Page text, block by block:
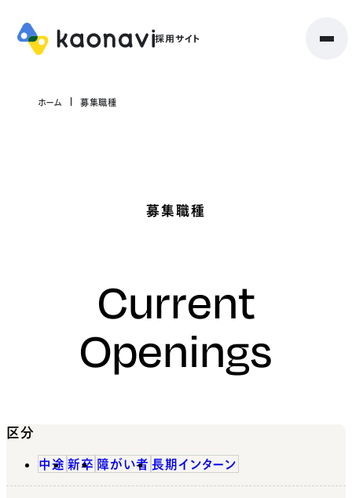
ホーム 募集職種
募集職種
Current
Openings
区分
中途 新卒 障がい者 長期インターン